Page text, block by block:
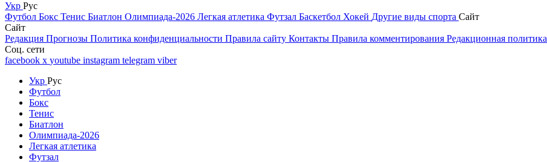
Укр Рус
Футбол Бокс Тенис Биатлон Олимпиада-2026 Легкая атлетика Футзал Баскетбол Хокей Другие виды спорта Сайт
Сайт
Редакция Прогнозы Политика конфиденциальности Правила сайту Контакты Правила комментирования Редакционная политика
Соц. сети
facebook x youtube instagram telegram viber
Укр Рус
Футбол
Бокс
Тенис
Биатлон
Олимпиада-2026
Легкая атлетика
Футзал